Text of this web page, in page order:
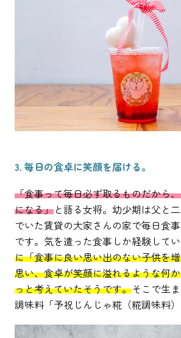
3. 毎日の食卓に笑顔を届ける。
「食事って毎日必ず取るものだから
になる」と語る女将。幼少期は父と
でいた賃貸の大家さんの家で毎日食
です。気を遣った食事しか経験してい
に「食事に良い思い出のない子供を
思い、食卓が笑顔に溢れるような何
っと考えていたそうです。そこで生
調味料「予祝じんじゃ糀（糀調味料）